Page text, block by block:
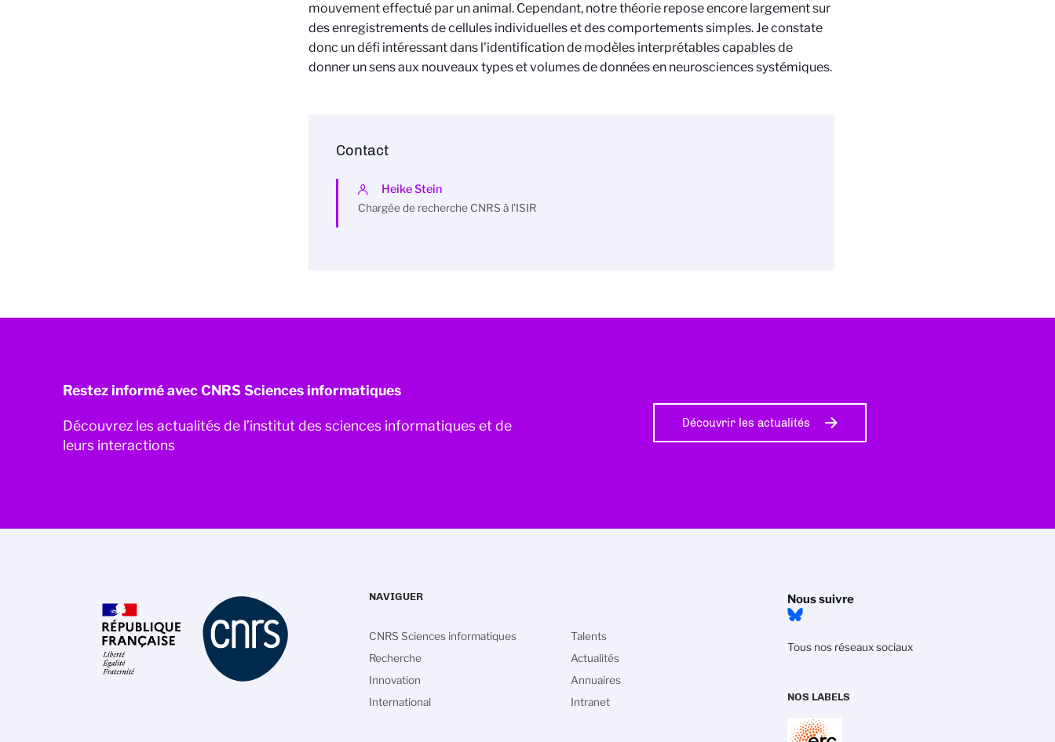
mouvement effectué par un animal. Cependant, notre théorie repose encore largement sur
des enregistrements de cellules individuelles et des comportements simples. Je constate
donc un défi intéressant dans l'identification de modèles interprétables capables de
donner un sens aux nouveaux types et volumes de données en neurosciences systémiques.
Contact
Heike Stein
Chargée de recherche CNRS à l'ISIR
Restez informé avec CNRS Sciences informatiques
Découvrez les actualités de l’institut des sciences informatiques et de
leurs interactions
Découvrir les actualités
Nous suivre
Tous nos réseaux sociaux
NOS LABELS
NAVIGUER
CNRS Sciences informatiques
Recherche
Innovation
International
Talents
Actualités
Annuaires
Intranet